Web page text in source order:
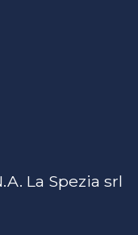
La Spezia srl